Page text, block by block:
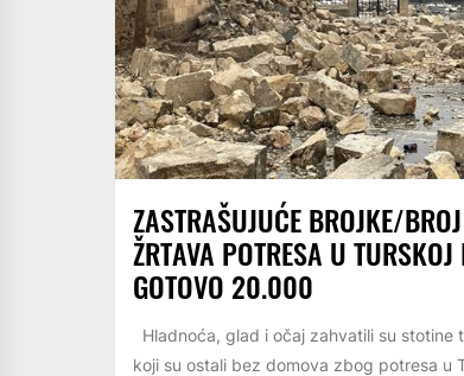
ZASTRAŠUJUĆE BROJKE/BROJ
ŽRTAVA POTRESA U
GOTOVO 20.000
Hladnoća, glad i očaj zahvatili su stotine
koji su ostali bez domova zbog potresa u